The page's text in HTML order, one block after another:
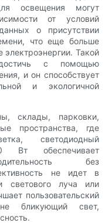
освещения могут
от условий
о присутствии
что еще больше
Такой
с помощью
и он способствует
и экологичной
склады, парковки,
пространства, где
светодиодный
Вт обеспечивает
без
не идет в
светового луча или
пользовательский
бликующий свет,